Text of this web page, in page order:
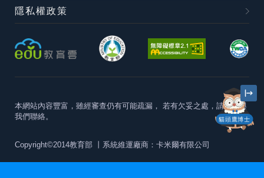
貓頭鷹博士
隱私權政策
本網站內容豐富，雖經審查仍有可能疏漏， 若有欠妥之處，請隨時與
我們聯絡。
Copyright©2014教育部 丨系統維運廠商：卡米爾有限公司